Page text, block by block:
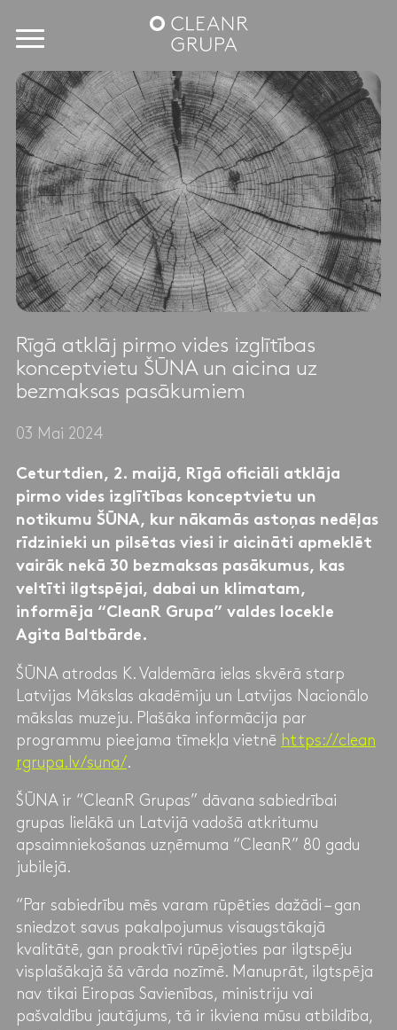
Rīgā atklāj pirmo vides izglītības
konceptvietu ŠŪNA un aicina uz
bezmaksas pasākumiem
03 Mai 2024
Ceturtdien, 2. maijā, Rīgā oficiāli atklāja
pirmo vides izglītības konceptvietu un
notikumu ŠŪNA, kur nākamās astoņas nedēļas
rīdzinieki un pilsētas viesi ir aicināti apmeklēt
vairāk nekā 30 bezmaksas pasākumus, kas
veltīti ilgtspējai, dabai un klimatam,
informēja “CleanR Grupa” valdes locekle
Agita Baltbārde.
ŠŪNA atrodas K. Valdemāra ielas skvērā starp
Latvijas Mākslas akadēmiju un Latvijas Nacionālo
mākslas muzeju. Plašāka informācija par
programmu pieejama tīmekļa vietnē https://clean
rgrupa.lv/suna/.
ŠŪNA ir “CleanR Grupas” dāvana sabiedrībai
grupas lielākā un Latvijā vadošā atkritumu
apsaimniekošanas uzņēmuma “CleanR” 80 gadu
jubilejā.
“Par sabiedrību mēs varam rūpēties dažādi – gan
sniedzot savus pakalpojumus visaugstākajā
kvalitātē, gan proaktīvi rūpējoties par ilgtspēju
visplašākajā šā vārda nozīmē. Manuprāt, ilgtspēja
nav tikai Eiropas Savienības, ministriju vai
pašvaldību jautājums, tā ir ikviena mūsu atbildība,